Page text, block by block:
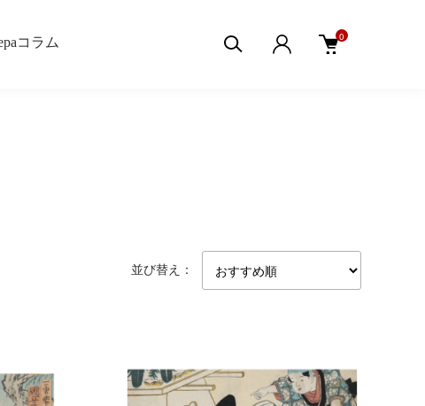
コラム 0
並び替え：